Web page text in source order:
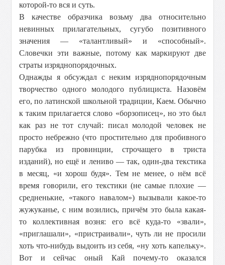
которой-то вся и суть.
В качестве образчика возьму два относительно
невинных прилагательных, сугубо позитивного
значения — «талантливый» и «способный».
Словечки эти важные, потому как маркируют две
страты изряднопорядочных.
Однажды я обсуждал с неким изряднопорядочным
творчество одного молодого публициста. Назовём
его, по латинской школьной традиции, Каем. Обычно
к таким прилагается слово «борзописец», но это был
как раз не тот случай: писал молодой человек не
просто небрежно (что простительно для пробивного
парубка из провинции, строчащего в триста
изданий), но ещё и лениво — так, один-два текстика
в месяц, «и хорош будя». Тем не менее, о нём всё
время говорили, его текстики (не самые плохие —
средненькие, «такого навалом») вызывали какое-то
жужуканье, с ним возились, причём это была какая-
то коллективная возня: его всё куда-то «звали»,
«приглашали», «пристраивали», чуть ли не просили
хоть что-нибудь выдоить из себя, «ну хоть капельку».
Вот и сейчас оный Кай почему-то оказался